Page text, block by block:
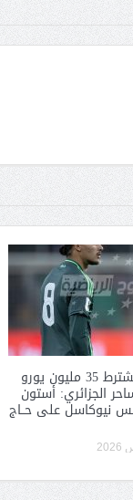
فاينورد يشترط 35 مليون يورو
الجزائري: أستون
نيوكاسل على حــاج